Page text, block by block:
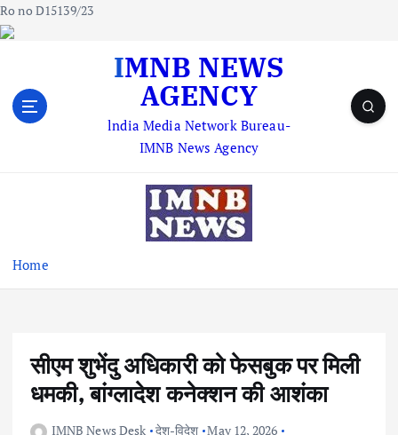
Ro no D15139/23
IMNB NEWS
AGENCY
lndia Media Network Bureau-
IMNB News Agency
Home
सीएम शुभेंदु अधिकारी को फेसबुक पर मिली
धमकी, बांग्लादेश कनेक्शन की आशंका
IMNB News Desk देश-विदेश May 12, 2026